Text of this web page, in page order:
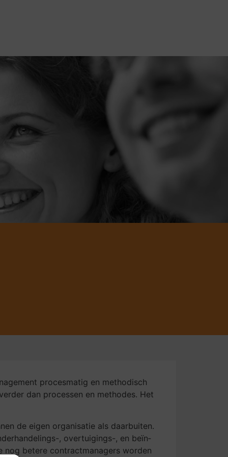
pro­ces­ma­tig en me­tho­disch
dan processen en methodes. Het
de eigen orga­ni­satie als daar­bui­ten.
, over­tui­gings-, en beïn­
betere contract­managers worden